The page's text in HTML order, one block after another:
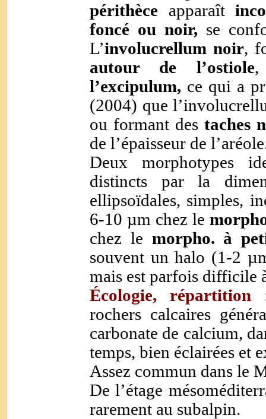
périthèce apparaît
foncé ou noir, se
L’involucrellum noir,
autour de l’ostiole
l’excipulum, ce qui a
(2004) que
ou formant des taches
de l’épaisseur de
Deux morphotypes
distincts par la
ellipsoïdales, simples,
6-10 µm chez le
chez le morpho. à
souvent un halo (1-2
mais est parfois difficile
Écologie, répartition
rochers calcaires
carbonate de calcium,
temps, bien éclairées et
Assez commun dans le
De l’étage
rarement au subalpin.